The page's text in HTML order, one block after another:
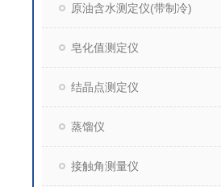
原油含水测定仪(带制冷)
皂化值测定仪
结晶点测定仪
蒸馏仪
接触角测量仪